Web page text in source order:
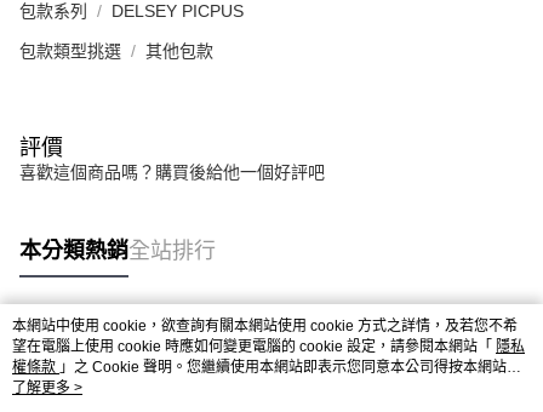
包款系列 DELSEY PICPUS
包款類型挑選 其他包款
評價
喜歡這個商品嗎？購買後給他一個好評吧
本分類熱銷全站排行
熱門標籤
本網站中使用 cookie，欲查詢有關本網站使用 cookie 方式之詳情，及若您不希
望在電腦上使用 cookie 時應如何變更電腦的 cookie 設定，請參閱本網站「 隱私
權條款 」之 Cookie 聲明。您繼續使用本網站即表示您同意本公司得按本網站使
用條款之 Cookie 聲明使用 cookie。
了解更多 >